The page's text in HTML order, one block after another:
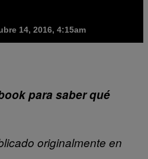
14, 2016, 4:15am
para saber qué
originalmente en